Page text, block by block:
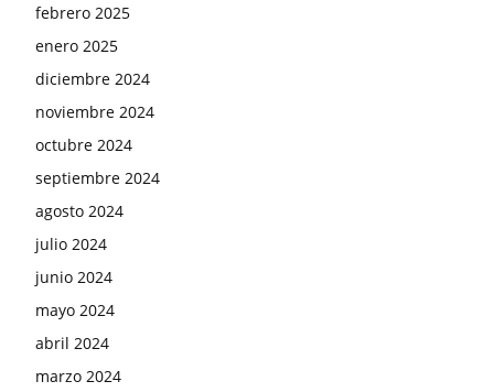
febrero 2025
enero 2025
diciembre 2024
noviembre 2024
octubre 2024
septiembre 2024
agosto 2024
julio 2024
junio 2024
mayo 2024
abril 2024
marzo 2024